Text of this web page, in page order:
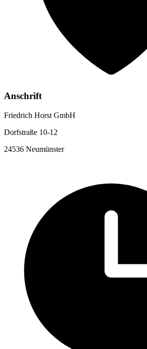
Anschrift
Friedrich Horst GmbH
Dorfstraße 10-12
24536 Neumünster